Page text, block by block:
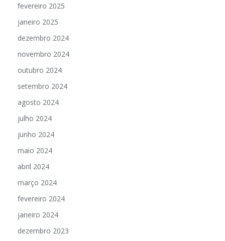
fevereiro 2025
janeiro 2025
dezembro 2024
novembro 2024
outubro 2024
setembro 2024
agosto 2024
julho 2024
junho 2024
maio 2024
abril 2024
março 2024
fevereiro 2024
janeiro 2024
dezembro 2023